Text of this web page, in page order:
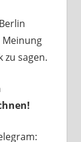
zu sagen.